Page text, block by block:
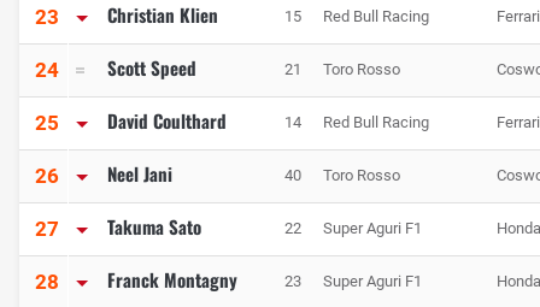
23 Christian Klien 15 Red Bull Racing Ferrari
24 Scott Speed 21 Toro Rosso
25 David Coulthard 14 Red Bull Racing Ferrari
26 Neel Jani 40 Toro Rosso
27 Takuma Sato 22 Super Aguri F1 Honda
28 Franck Montagny 23 Super Aguri F1 Honda